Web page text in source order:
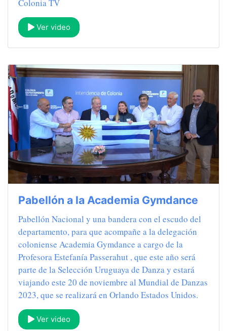
Colonia TV
Ver video
Pabellón a la Academia Gymdance
Pabellón Nacional y una bandera con el escudo del
departamento, para que acompañe a la delegación
coloniense Academia Gymdance a cargo de la
Profesora Estefanía Passerahut , que este año será
parte de la Selección Uruguaya de Danza y estará
viajando este 20 de noviembre al Mundial de Danzas
2023, que se realizará en Orlando Estados Unidos.
Ver video